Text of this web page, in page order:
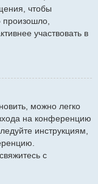
чтобы
участвовать в
можно легко
на конференцию
инструкциям,
с